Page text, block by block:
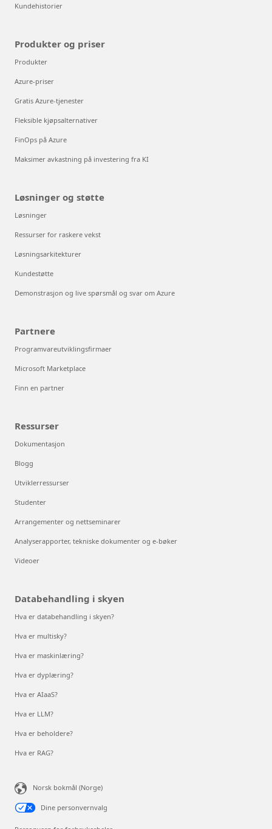
Kundehistorier
Produkter og priser
Produkter
Azure-priser
Gratis Azure-tjenester
Fleksible kjøpsalternativer
FinOps på Azure
Maksimer avkastning på investering fra KI
Løsninger og støtte
Løsninger
Ressurser for raskere vekst
Løsningsarkitekturer
Kundestøtte
Demonstrasjon og live spørsmål og svar om Azure
Partnere
Programvareutviklingsfirmaer
Microsoft Marketplace
Finn en partner
Ressurser
Dokumentasjon
Blogg
Utviklerressurser
Studenter
Arrangementer og nettseminarer
Analyserapporter, tekniske dokumenter og e-bøker
Videoer
Databehandling i skyen
Hva er databehandling i skyen?
Hva er multisky?
Hva er maskinlæring?
Hva er dyplæring?
Hva er AIaaS?
Hva er LLM?
Hva er beholdere?
Hva er RAG?
Norsk bokmål (Norge)
Dine personvernvalg